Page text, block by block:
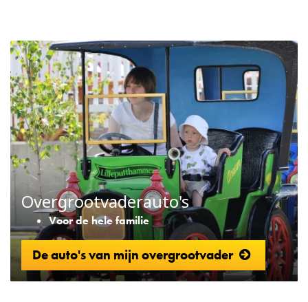
Overgrootvaderauto's
Voor de hele familie
De auto's van mijn overgrootvader